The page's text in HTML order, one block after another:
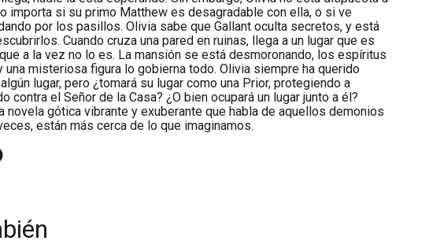
importa si su primo Matthew es desagradable con ella, o si ve
por los pasillos. Olivia sabe que Gallant oculta secretos, y está
Cuando cruza una pared en ruinas, llega a un lugar que es
a la vez no lo es. La mansión se está desmoronando, los espíritus
una misteriosa figura lo gobierna todo. Olivia siempre ha querido
lugar, pero ¿tomará su lugar como una Prior, protegiendo a
contra el Señor de la Casa? ¿O bien ocupará un lugar junto a él?
novela gótica vibrante y exuberante que habla de aquellos demonios
están más cerca de lo que imaginamos.